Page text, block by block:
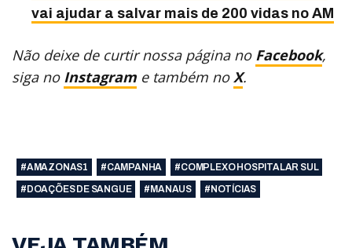
vai ajudar a salvar mais de 200 vidas no AM
Não deixe de curtir nossa página no Facebook,
siga no Instagram e também noX.
#AMAZONAS1 #CAMPANHA
#COMPLEXO HOSPITALAR SUL
#DOAÇÕES DE SANGUE
#MANAUS #NOTÍCIAS